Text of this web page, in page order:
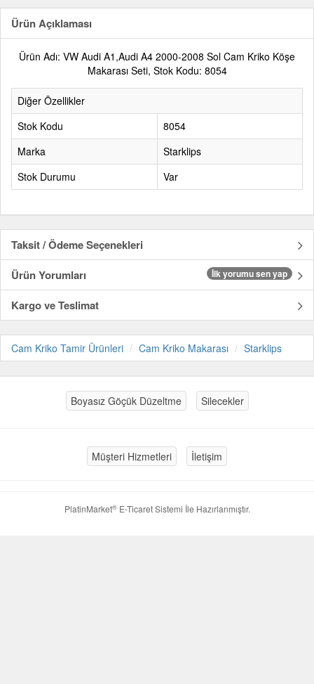
Ürün Açıklaması
Ürün Adı: VW Audi A1,Audi A4 2000-2008 Sol Cam Kriko Köşe
Makarası Seti, Stok Kodu: 8054
Diğer Özellikler
Stok Kodu
8054
Marka
Starklips
Stok Durumu
Var
Taksit / Ödeme Seçenekleri
Ürün Yorumları
İlk yorumu sen yap
Kargo ve Teslimat
Cam Kriko Tamir Ürünleri Cam Kriko Makarası Starklips
Boyasız Göçük Düzeltme Silecekler
Müşteri Hizmetleri İletişim
PlatinMarket®E-Ticaret Sistemi İle Hazırlanmıştır.